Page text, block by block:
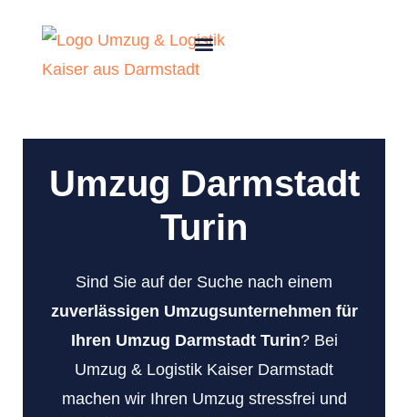
Umzug Darmstadt
Turin
Sind Sie auf der Suche nach einem
zuverlässigen Umzugsunternehmen für
Ihren Umzug Darmstadt Turin? Bei
Umzug & Logistik Kaiser Darmstadt
machen wir Ihren Umzug stressfrei und